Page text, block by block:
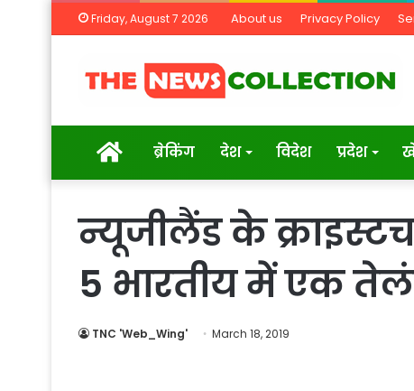
Friday, August 7 2026 About us Privacy Policy
Homeब्रेकिंग देश विदेश प्रदेश
न्यूजीलैंड के
5 भारतीय में एक
TNC 'Web_Wing' March 18, 2019